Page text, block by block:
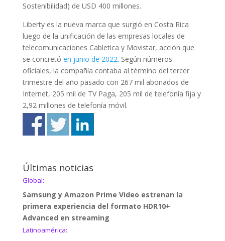
Sostenibilidad) de USD 400 millones.
Liberty es la nueva marca que surgió en Costa Rica
luego de la unificación de las empresas locales de
telecomunicaciones Cabletica y Movistar, acción que
se concretó en junio de 2022. Según números
oficiales, la compañía contaba al término del tercer
trimestre del año pasado con 267 mil abonados de
Internet, 205 mil de TV Paga, 205 mil de telefonía fija y
2,92 millones de telefonía móvil.
Últimas noticias
Global:
Samsung y Amazon Prime Video estrenan la
primera experiencia del formato HDR10+
Advanced en streaming
Latinoamérica: